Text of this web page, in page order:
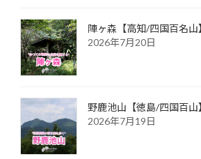
陣ヶ森【高知/四国百名山
2026年7月20日
野鹿池山【徳島/四国百山
2026年7月19日